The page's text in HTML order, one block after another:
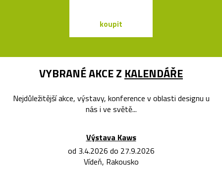
koupit
VYBRANÉ AKCE Z KALENDÁŘE
Nejdůležitější akce, výstavy, konference v oblasti designu u
nás i ve světě...
Výstava Kaws
od 3.4.2026 do 27.9.2026
Vídeň, Rakousko